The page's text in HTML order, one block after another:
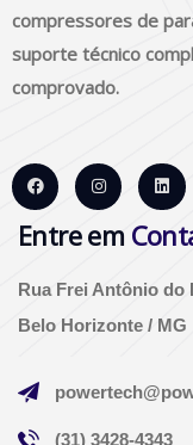
compressores de
suporte técnico
comprovado.
Entre em
Rua Frei Antônio do
Belo Horizonte / MG
(31) 3428-4343